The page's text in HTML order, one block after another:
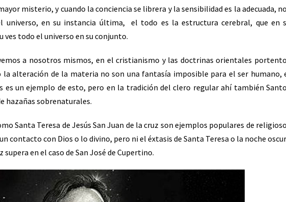
misterio, y cuando la conciencia se librera y la sensibilidad es la adecuada,
universo, en su instancia última, el todo es la estructura cerebral, que en
ves todo el universo en su conjunto.
a nosotros mismos, en el cristianismo y las doctrinas orientales
alteración de la materia no son una fantasía imposible para el ser humano,
es un ejemplo de esto, pero en la tradición del clero regular ahí también
hazañas sobrenaturales.
Santa Teresa de Jesús San Juan de la cruz son ejemplos populares de
contacto con Dios o lo divino, pero ni el éxtasis de Santa Teresa o la noche
supera en el caso de San José de Cupertino.